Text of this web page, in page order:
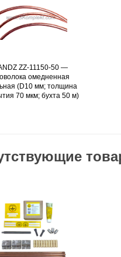
Подробнее
ZZ-11150-50 —
омедненная
(D10 мм; толщина
70 мкм; бухта 50 м)